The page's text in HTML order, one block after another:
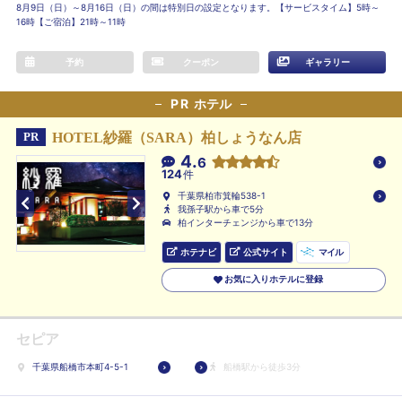
8月9日（日）～8月16日（日）の間は特別日の設定となります。【サービスタイム】5時～
16時【ご宿泊】21時～11時
予約 クーポン ギャラリー
PR ホテル
PR HOTEL紗羅（SARA）柏しょうなん店
4.6
124件
千葉県柏市箕輪538-1
我孫子駅から車で5分
柏インターチェンジから車で13分
ホテナビ 公式サイト マイル
お気に入りホテルに登録
セピア
千葉県船橋市本町4-5-1 船橋駅から徒歩3分